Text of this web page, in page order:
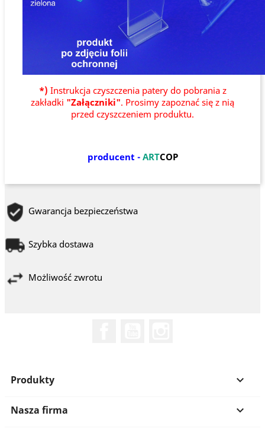
*) Instrukcja czyszczenia patery do pobrania z
zakładki "Załączniki". Prosimy zapoznać się z nią
przed czyszczeniem produktu.
producent - ARTCOP
Gwarancja bezpieczeństwa
Szybka dostawa
Możliwość zwrotu
Produkty 
Nasza firma 